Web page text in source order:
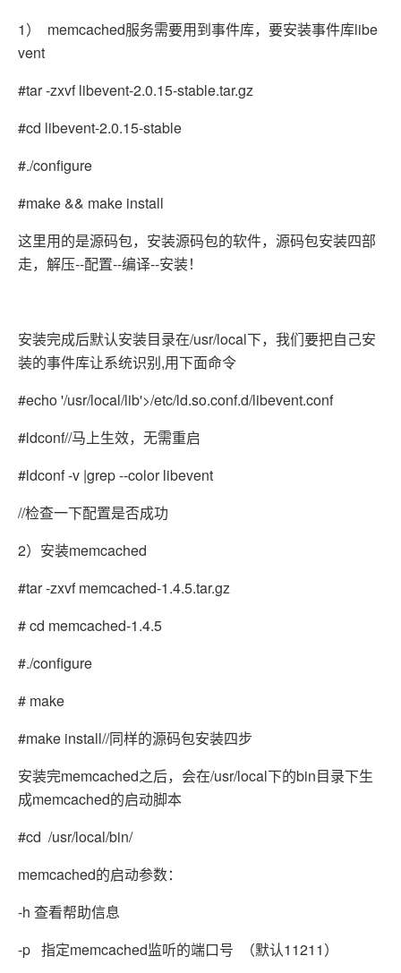
1） memcached服务需要用到事件库，要安装事件库libe
vent
#tar -zxvf libevent-2.0.15-stable.tar.gz
#cd libevent-2.0.15-stable
#./configure
#make && make install
这里用的是源码包，安装源码包的软件，源码包安装四部
走，解压--配置--编译--安装！
安装完成后默认安装目录在/usr/local下，我们要把自己安
装的事件库让系统识别,用下面命令
#echo '/usr/local/lib'>/etc/ld.so.conf.d/libevent.conf
#ldconf//马上生效，无需重启
#ldconf -v |grep --color libevent
//检查一下配置是否成功
2）安装memcached
#tar -zxvf memcached-1.4.5.tar.gz
# cd memcached-1.4.5
#./configure
# make
#make install//同样的源码包安装四步
安装完memcached之后，会在/usr/local下的bin目录下生
成memcached的启动脚本
#cd /usr/local/bin/
memcached的启动参数：
-h 查看帮助信息
-p 指定memcached监听的端口号 （默认11211）